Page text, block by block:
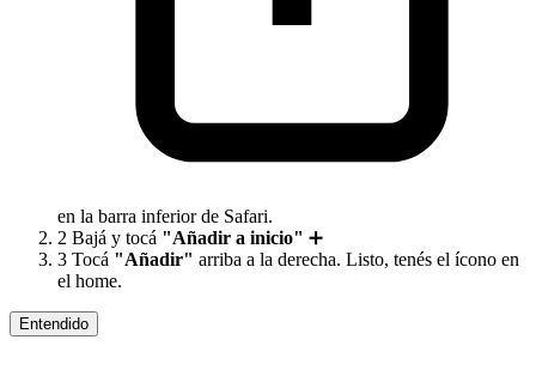
en la barra inferior de Safari.
2 Bajá y tocá "Añadir a inicio" ➕
3 Tocá "Añadir" arriba a la derecha. Listo, tenés el ícono en
el home.
Entendido